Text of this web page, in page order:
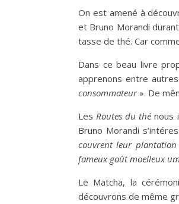
On est amené à
et Bruno Morandi
tasse de thé. Car
Dans ce beau livre
apprenons entre
consommateur». De
LesRoutes du thé nous
Bruno Morandi
couvrent leur plantation
fameux goût moelleux u
Le Matcha, la
découvrons de même